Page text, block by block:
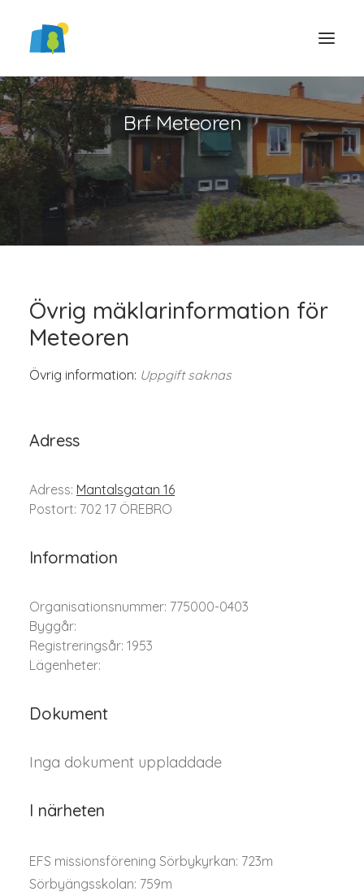
LOGGA IN
Brf Meteoren
Övrig mäklarinformation för
Meteoren
Övrig information: Uppgift saknas
Adress
Adress: Mantalsgatan 16
Postort: 702 17 ÖREBRO
Information
Organisationsnummer: 775000-0403
Byggår:
Registreringsår: 1953
Lägenheter:
Dokument
Inga dokument uppladdade
I närheten
EFS missionsförening Sörbykyrkan: 723m
Sörbyängsskolan: 759m